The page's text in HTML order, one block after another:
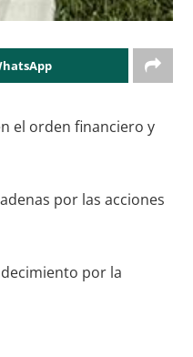
el orden financiero y
por las acciones
por la